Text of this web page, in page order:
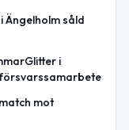
Ängelholm såld
i
mot